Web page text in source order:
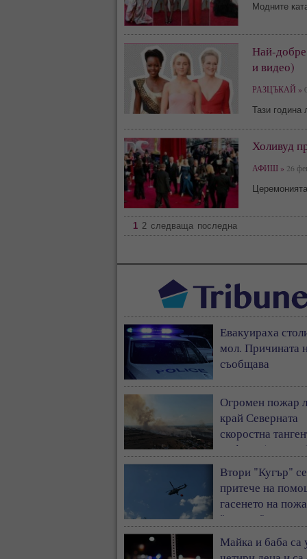
Модните
Най-добре
и видео)
РАЗЦЪКАЙ »
Тази година
Холивуд
АФИШ » 26
1 2 следваща последна
Евакуираха
мол. Причината
съобщава
Огромен пожар
край Северната
скоростна
София - (ВИДЕО)
Втори "Кугър" се
притече на
гасенето на
"Тракия"
Майка и баба са